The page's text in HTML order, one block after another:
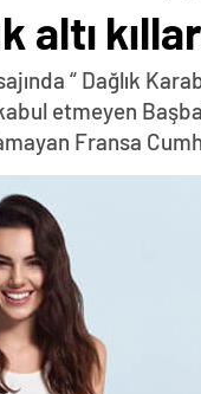
altı
“ Dağlık
kabul etmeyen
Fransa